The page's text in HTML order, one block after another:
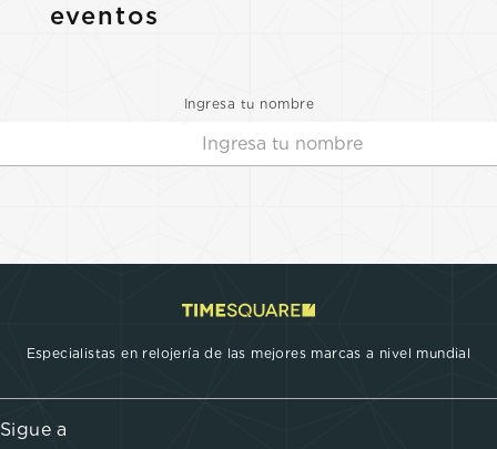
eventos
Ingresa tu nombre
Especialistas en relojería de las mejores marcas a nivel mundial
Sigue a